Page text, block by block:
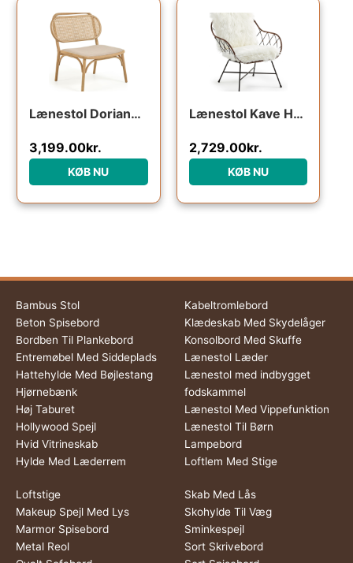
Lænestol Doriane fra Kave Home – bæredygtig hvilestol i massivt egetræ og håndvævet rattan, naturfarvet
3,199.00kr.
KØB NU
Lænestol Kave Home Claren hvid/natur metal med rattan og aftageligt hvidt betræk vintage kolonial stil
2,729.00kr.
KØB NU
Bambus Stol
Beton Spisebord
Bordben Til Plankebord
Entremøbel Med Siddeplads
Hattehylde Med Bøjlestang
Hjørnebænk
Høj Taburet
Hollywood Spejl
Hvid Vitrineskab
Hylde Med Læderrem
Kabeltromlebord
Klædeskab Med Skydelåger
Konsolbord Med Skuffe
Lænestol Læder
Lænestol med indbygget
fodskammel
Lænestol Med Vippefunktion
Lænestol Til Børn
Lampebord
Loftlem Med Stige
Loftstige
Makeup Spejl Med Lys
Marmor Spisebord
Metal Reol
Skab Med Lås
Skohylde Til Væg
Sminkespejl
Sort Skrivebord